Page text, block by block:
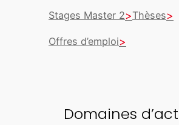
Stages Master 2 Thèses
Offres d’emploi
Domaines